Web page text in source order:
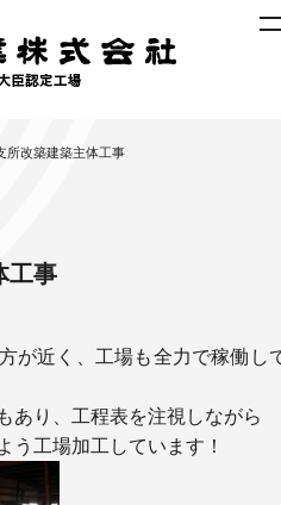
所改築建築主体工事
工事
が近く、工場も全力で稼働し
あり、工程表を注視しながら
う工場加工しています！